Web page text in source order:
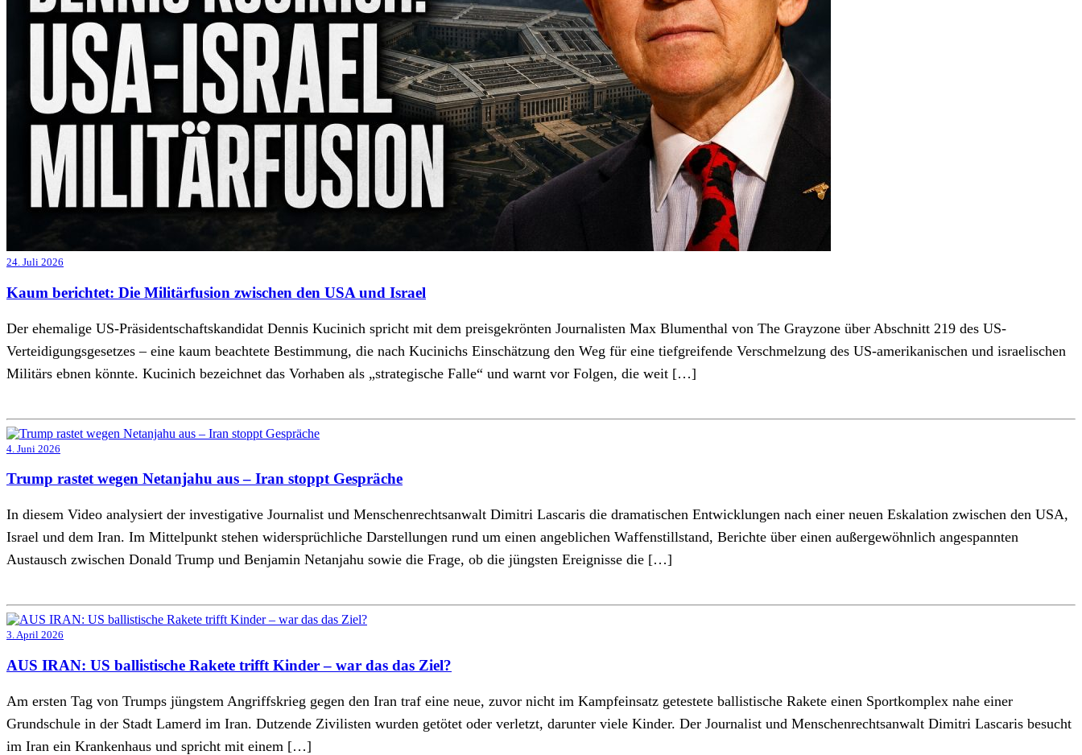
24. Juli 2026
Kaum berichtet: Die Militärfusion zwischen den USA und Israel
Der ehemalige US-Präsidentschaftskandidat Dennis Kucinich spricht mit dem preisgekrönten Journalisten Max Blumenthal von The Grayzone über Abschnitt 219 des US-
Verteidigungsgesetzes – eine kaum beachtete Bestimmung, die nach Kucinichs Einschätzung den Weg für eine tiefgreifende Verschmelzung des US-amerikanischen und israelischen
Militärs ebnen könnte. Kucinich bezeichnet das Vorhaben als „strategische Falle“ und warnt vor Folgen, die weit […]
4. Juni 2026
Trump rastet wegen Netanjahu aus – Iran stoppt Gespräche
In diesem Video analysiert der investigative Journalist und Menschenrechtsanwalt Dimitri Lascaris die dramatischen Entwicklungen nach einer neuen Eskalation zwischen den USA,
Israel und dem Iran. Im Mittelpunkt stehen widersprüchliche Darstellungen rund um einen angeblichen Waffenstillstand, Berichte über einen außergewöhnlich angespannten
Austausch zwischen Donald Trump und Benjamin Netanjahu sowie die Frage, ob die jüngsten Ereignisse die […]
3. April 2026
AUS IRAN: US ballistische Rakete trifft Kinder – war das das Ziel?
Am ersten Tag von Trumps jüngstem Angriffskrieg gegen den Iran traf eine neue, zuvor nicht im Kampfeinsatz getestete ballistische Rakete einen Sportkomplex nahe einer
Grundschule in der Stadt Lamerd im Iran. Dutzende Zivilisten wurden getötet oder verletzt, darunter viele Kinder. Der Journalist und Menschenrechtsanwalt Dimitri Lascaris besucht
im Iran ein Krankenhaus und spricht mit einem […]